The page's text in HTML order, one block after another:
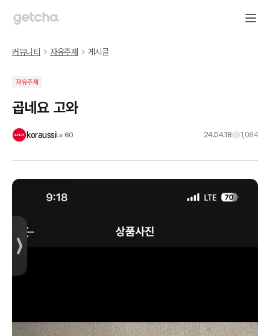
커뮤니티 자유주제 게시글
자유주제
곱네요 고와
koraussiLv 60 24.04.18 1,084